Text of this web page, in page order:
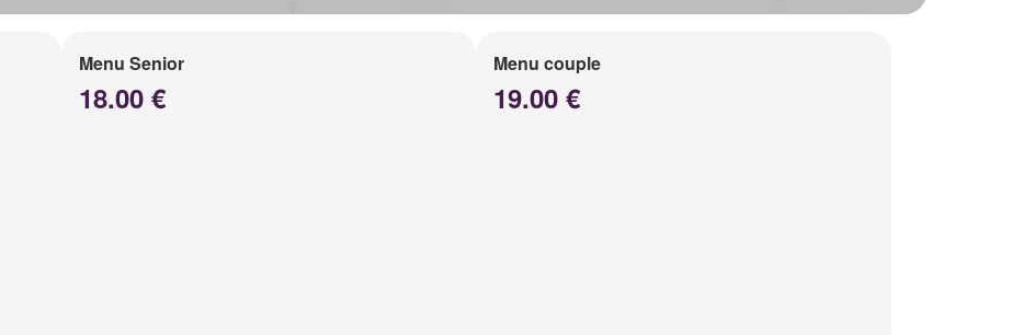
Menu Senior
18.00 €
Menu couple
19.00 €